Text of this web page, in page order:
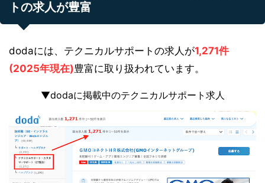
トの求人が豊富
dodaには、テクニカルサポートの求人が1,271件
(2025年現在)豊富に取り扱われています。
▼dodaに掲載中のテクニカルサポート求人